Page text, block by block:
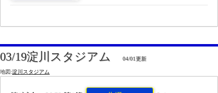
03/19淀川スタジアム 04/01更新
地図:淀川スタジアム